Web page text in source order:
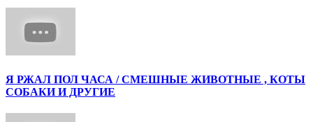
Я РЖАЛ ПОЛ ЧАСА / СМЕШНЫЕ ЖИВОТНЫЕ , КОТЫ
СОБАКИ И ДРУГИЕ